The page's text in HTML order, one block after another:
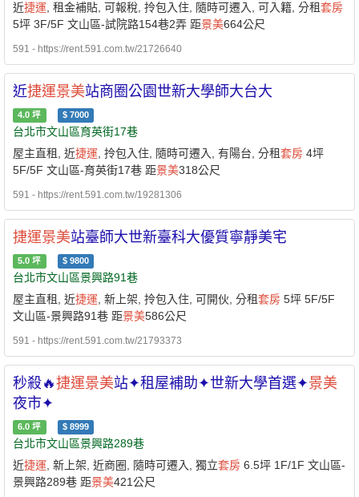
近捷運, 租金補貼, 可報稅, 拎包入住, 隨時可遷入, 可入籍, 分租套房
5坪 3F/5F 文山區-試院路154巷2弄 距景美664公尺
591 - https://rent.591.com.tw/21726640
近捷運景美站商圈公園世新大學師大台大
4.0 坪 $ 7000
台北市文山區育英街17巷
屋主直租, 近捷運, 拎包入住, 隨時可遷入, 有陽台, 分租套房 4坪
5F/5F 文山區-育英街17巷 距景美318公尺
591 - https://rent.591.com.tw/19281306
捷運景美站臺師大世新臺科大優質寧靜美宅
5.0 坪 $ 9800
台北市文山區景興路91巷
屋主直租, 近捷運, 新上架, 拎包入住, 可開伙, 分租套房 5坪 5F/5F
文山區-景興路91巷 距景美586公尺
591 - https://rent.591.com.tw/21793373
秒殺🔥捷運景美站✦租屋補助✦世新大學首選✦景美
夜市✦
6.0 坪 $ 8999
台北市文山區景興路289巷
近捷運, 新上架, 近商圈, 隨時可遷入, 獨立套房 6.5坪 1F/1F 文山區-
景興路289巷 距景美421公尺